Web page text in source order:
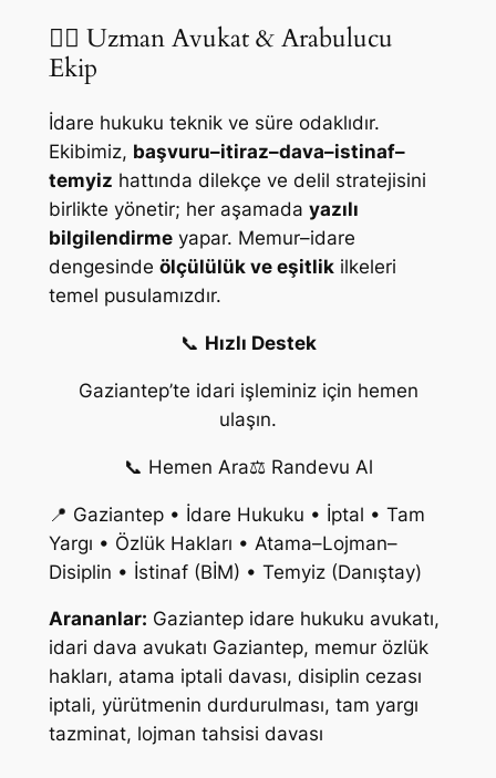
👩‍⚖️ Uzman Avukat & Arabulucu
Ekip
İdare hukuku teknik ve süre odaklıdır.
Ekibimiz, başvuru–itiraz–dava–istinaf–
temyiz hattında dilekçe ve delil stratejisini
birlikte yönetir; her aşamada yazılı
bilgilendirmeyapar. Memur–idare
dengesinde ölçülülük ve eşitlikilkeleri
temel pusulamızdır.
📞 Hızlı Destek
Gaziantep’te idari işleminiz için hemen
ulaşın.
📞 Hemen Ara⚖️ Randevu Al
📍 Gaziantep • İdare Hukuku • İptal • Tam
Yargı • Özlük Hakları • Atama–Lojman–
Disiplin • İstinaf (BİM) • Temyiz (Danıştay)
Arananlar: Gaziantep idare hukuku avukatı,
idari dava avukatı Gaziantep, memur özlük
hakları, atama iptali davası, disiplin cezası
iptali, yürütmenin durdurulması, tam yargı
tazminat, lojman tahsisi davası